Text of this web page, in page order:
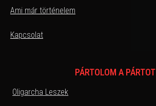
Ami már történelem
Kapcsolat
PÁRTOLOM A PÁRTOT
Oligarcha Leszek